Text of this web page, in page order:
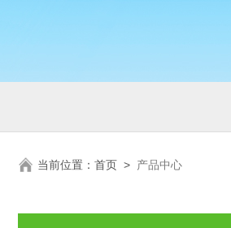
当前位置： 首页 > 产品中心